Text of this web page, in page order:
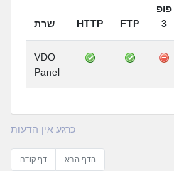
שרת HTTP FTP
פופ
3
VDO
Panel
כרגע אין הדעות
דף קודם הדף הבא